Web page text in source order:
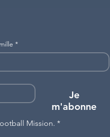
*
Je
m'abonne
Mission. *